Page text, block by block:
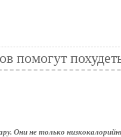
помогут
Они не только